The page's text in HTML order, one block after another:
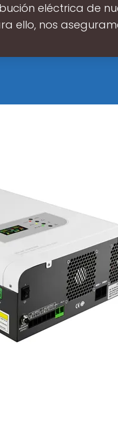
eléctrica de
ello, nos